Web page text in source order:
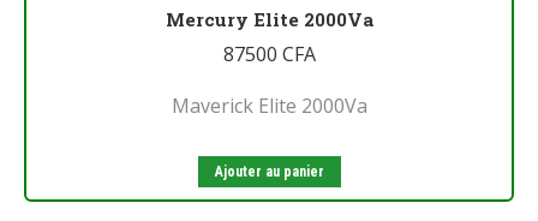
Mercury Elite 2000Va
87500 CFA
Maverick Elite 2000Va
Ajouter au panier